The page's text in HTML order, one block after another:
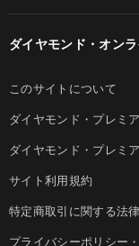
ダイヤモンド・オン
このサイトについて
ダイヤモンド・プレミ
ダイヤモンド・プレミ
サイト利用規約
特定商取引に関する法
プライバシーポリシー